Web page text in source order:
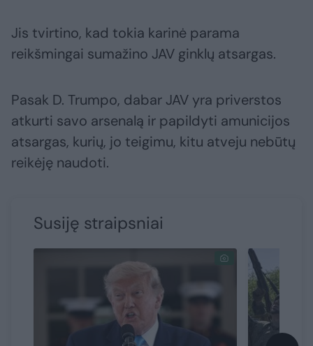
Jis tvirtino, kad tokia karinė parama
reikšmingai sumažino JAV ginklų atsargas.
Pasak D. Trumpo, dabar JAV yra priverstos
atkurti savo arsenalą ir papildyti amunicijos
atsargas, kurių, jo teigimu, kitu atveju nebūtų
reikėję naudoti.
Susiję straipsniai